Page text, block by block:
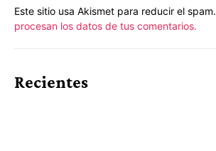
Este sitio usa Akismet para reducir el spam.
procesan los datos de tus comentarios.
Recientes